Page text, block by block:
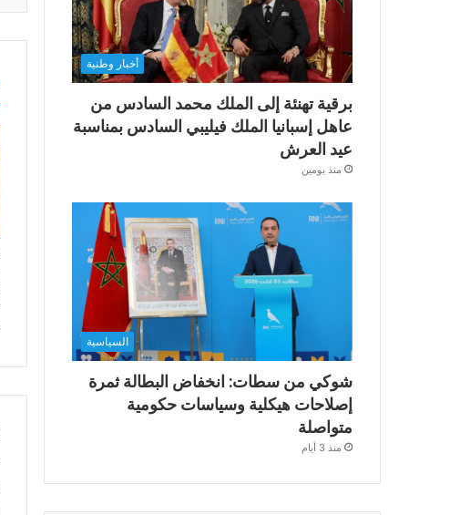
أخبار وطنية
برقية تهنئة إلى الملك محمد السادس من
عاهل إسبانيا الملك فيليبي السادس بمناسبة
عيد العرش
منذ يومين
السياسية
شوكي من سطات: انخفاض البطالة ثمرة
إصلاحات هيكلية وسياسات حكومية
متواصلة
منذ 3 أيام